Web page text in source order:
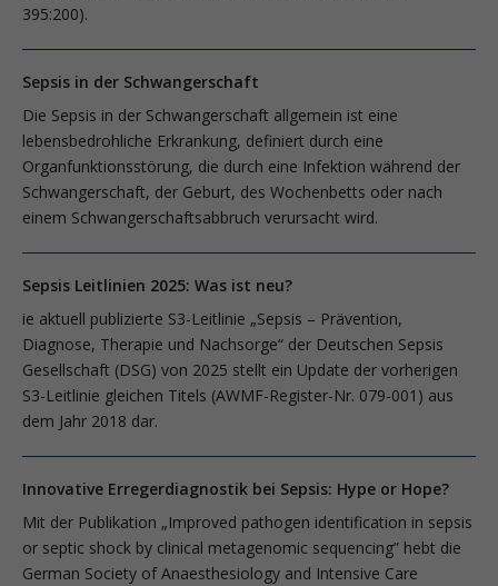
395:200).
Sepsis in der Schwangerschaft
Die Sepsis in der Schwangerschaft allgemein ist eine
lebensbedrohliche Erkrankung, definiert durch eine
Organfunktionsstörung, die durch eine Infektion während der
Schwangerschaft, der Geburt, des Wochenbetts oder nach
einem Schwangerschaftsabbruch verursacht wird.
Sepsis Leitlinien 2025: Was ist neu?
ie aktuell publizierte S3-Leitlinie „Sepsis – Prävention,
Diagnose, Therapie und Nachsorge“ der Deutschen Sepsis
Gesellschaft (DSG) von 2025 stellt ein Update der vorherigen
S3-Leitlinie gleichen Titels (AWMF-Register-Nr. 079-001) aus
dem Jahr 2018 dar.
Innovative Erregerdiagnostik bei Sepsis: Hype or Hope?
Mit der Publikation „Improved pathogen identification in sepsis
or septic shock by clinical metagenomic sequencing” hebt die
German Society of Anaesthesiology and Intensive Care